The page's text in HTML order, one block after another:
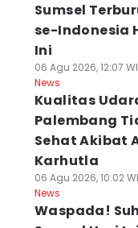
Sumsel
se-Indonesia
Ini
06 Agu 2026, 12:07
News
Kualitas
Palembang
Sehat Akibat
Karhutla
06 Agu 2026, 10:02
News
Waspada!